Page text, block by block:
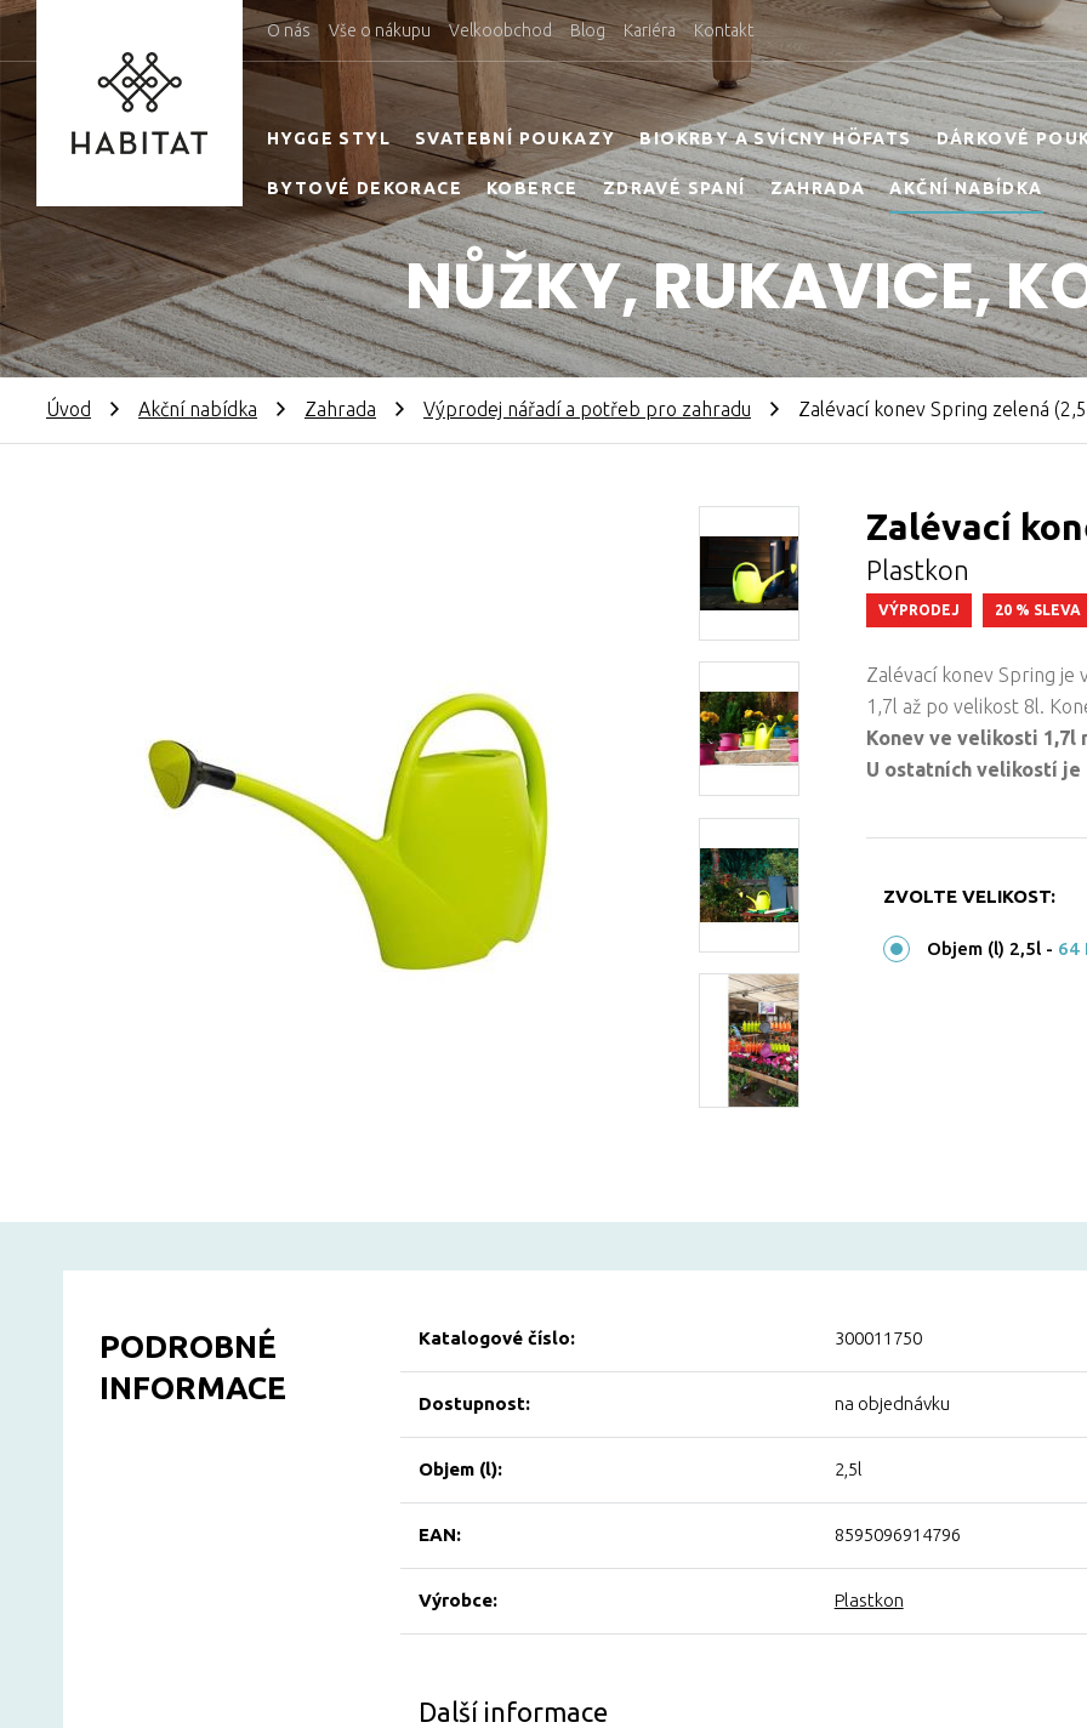
O nás Vše o nákupu Velkoobchod Blog Kariéra Kontakt
HYGGE STYL SVATEBNÍ POUKAZY BIOKRBY A SVÍCNY HÖFATS DÁRKOVÉ
BYTOVÉ DEKORACE KOBERCE ZDRAVÉ SPANÍ ZAHRADA AKČNÍ NABÍDKA
NŮŽKY, RUKAVICE,
Úvod Akční nabídka Zahrada Výprodej nářadí a potřeb pro zahradu Zalévací konev Spring zelená
Zalévací
Plastkon
VÝPRODEJ 20 % SLEVA
Zalévací konev Spring
1,7l až po velikost 8l.
Konev ve velikosti 1,7l
U ostatních velikostí
ZVOLTE VELIKOST:
Objem (l) 2,5l - 64
PODROBNÉ
INFORMACE
Katalogové číslo: 300011750
Dostupnost: na objednávku
Objem (l): 2,5l
EAN: 8595096914796
Výrobce: Plastkon
Další informace